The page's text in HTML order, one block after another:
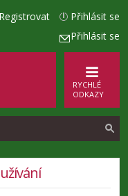
Přihlásit se
Přihlásit se
Registrovat
RYCHLÉ
ODKAZY